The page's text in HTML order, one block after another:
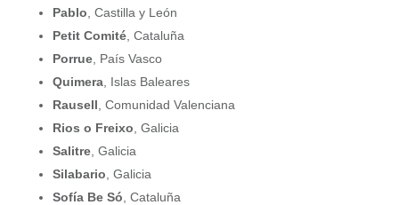
Pablo , Castilla y León
Petit Comité, Cataluña
Porrue, País Vasco
Quimera, Islas Baleares
Rausell , Comunidad Valenciana
Rios o Freixo , Galicia
Salitre, Galicia
Silabario , Galicia
Sofía Be Só , Cataluña